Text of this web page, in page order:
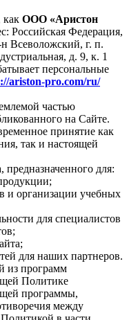
как ООО «Аристон
Российская Федерация,
Всеволожский, г. п.
д. 9, к. 1
персональные
ariston-pro.com/ru/
частью
на Сайте.
принятие как
так и настоящей
для:
и организации учебных
для специалистов
для наших партнеров.
из программ
Политике
программы,
между